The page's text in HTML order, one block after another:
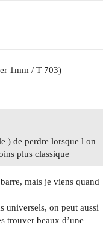
1mm / T 703)
) de perdre lorsque l on
plus classique
mais je viens quand
universels, on peut aussi
trouver beaux d’une